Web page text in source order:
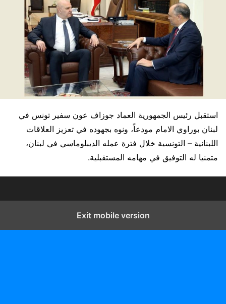
استقبل رئيس الجمهورية العماد جوزاف عون سفير تونس في
لبنان بوراوي الامام مودعاً، ونوه بجهوده في تعزيز العلاقات
اللبنانية – التونسية خلال فترة عمله الديبلوماسي في لبنان،
متمنيا له التوفيق في مهامه المستقبلية.
Exit mobile version